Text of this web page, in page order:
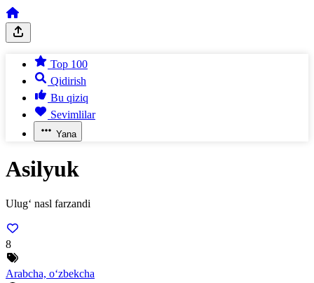
Top 100
Qidirish
Bu qiziq
Sevimlilar
Yana
Asilyuk
Ulug‘ nasl farzandi
8
Arabcha, o‘zbekcha